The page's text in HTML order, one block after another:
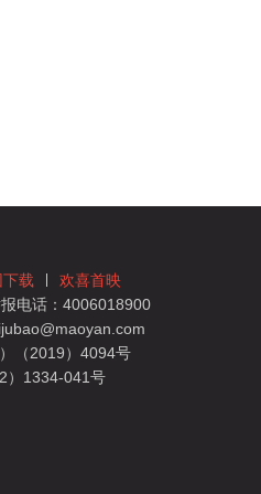
下载
欢喜首映
电话：4006018900
（2019）4094号
）1334-041号